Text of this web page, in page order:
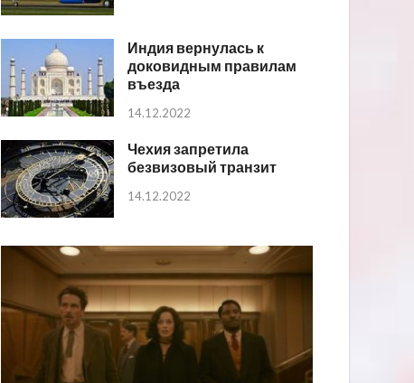
Индия вернулась к
доковидным правилам
въезда
14.12.2022
Чехия запретила
безвизовый транзит
14.12.2022